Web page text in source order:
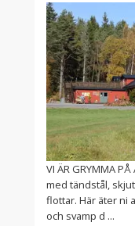
VI ÄR GRYMMA
med tändstål,
flottar. Här äter ni
och svamp d ...